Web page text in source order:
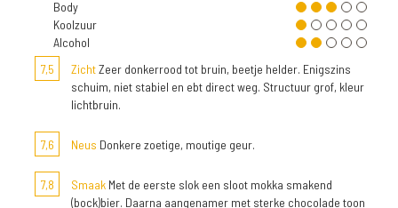
Body
Koolzuur
Alcohol
7,5
ZichtZeer donkerrood tot bruin, beetje helder. Enigszins
schuim, niet stabiel en ebt direct weg. Structuur grof, kleur
lichtbruin.
7,6 Neus Donkere zoetige, moutige geur.
7,8 Smaak Met de eerste slok een sloot mokka smakend
(bock)bier. Daarna aangenamer met sterke chocolade toon